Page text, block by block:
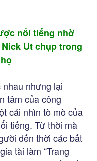
nổi tiếng nhờ
Ut chụp trong
nhưng lại
tâm của công
cái nhìn tò mò của
tiếng. Từ thời mà
đến thời các bất
tài làm “Trang